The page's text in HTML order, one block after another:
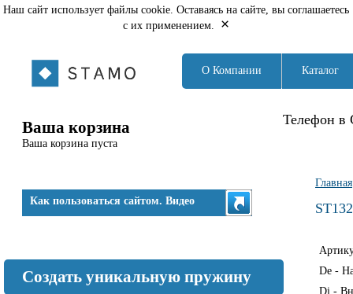
Наш сайт использует файлы cookie. Оставаясь на сайте, вы соглашаетесь
с их применением.
×
О Компании Каталог
Телефон в
Ваша корзина
Ваша корзина пуста
Как пользоваться сайтом. Видео
Создать уникальную пружину
Вы
Главная
De -
Di -